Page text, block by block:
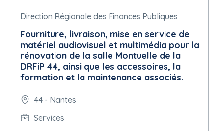
Direction Régionale des Finances Publiques
Fourniture, livraison, mise en service de
matériel audiovisuel et multimédia pour la
rénovation de la salle Montuelle de la
DRFiP 44, ainsi que les accessoires, la
formation et la maintenance associés.
44 - Nantes
Services